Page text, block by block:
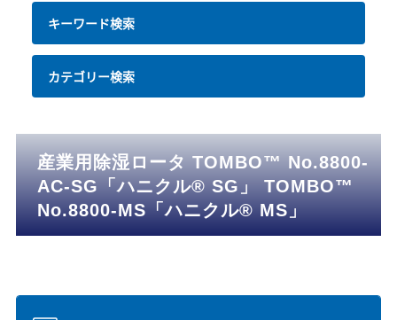
キーワード検索
カテゴリー検索
産業用除湿ロータ TOMBO™ No.8800-
AC-SG「ハニクル® SG」 TOMBO™
No.8800-MS「ハニクル® MS」